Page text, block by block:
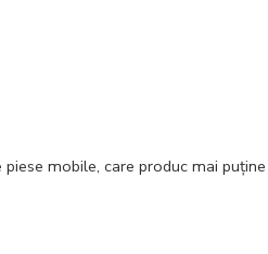
mobile, care produc mai